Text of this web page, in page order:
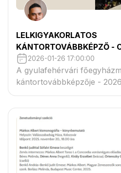
LELKIGYAKORLATOS
KÁNTORTOVÁBBKÉPZŐ -
20262026-01-26 17:00:00
A gyulafehérvári
kántortovábbképzője - 2026